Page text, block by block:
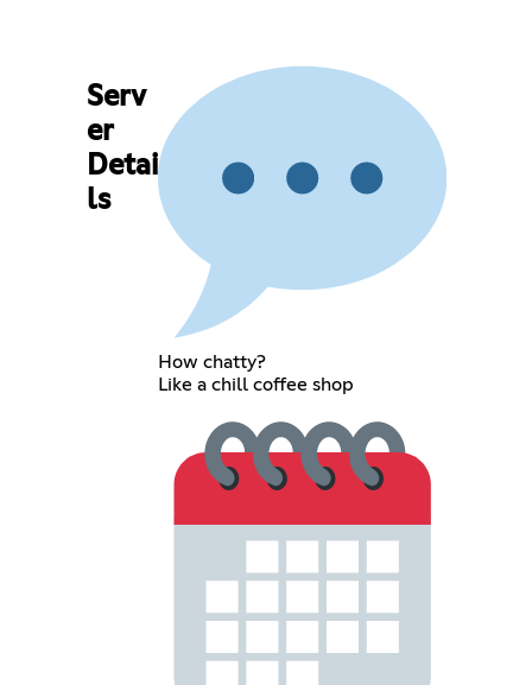
Serv
er
Detai
ls
How chatty?
Like a chill coffee shop